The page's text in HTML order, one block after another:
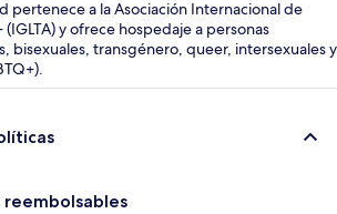
pertenece a la Asociación Internacional de
(IGLTA) y ofrece hospedaje a personas
bisexuales, transgénero, queer, intersexuales y
reembolsables